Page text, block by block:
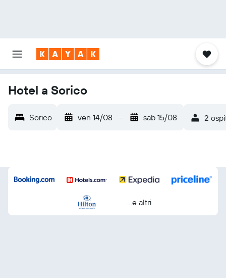
Hotel a Sorico
Sorico ven 14/08 - sab 15/08 2
...e altri